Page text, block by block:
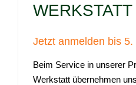
WERKSTATT
Jetzt anmelden bis 5.
Beim Service in unserer
Werkstatt übernehmen